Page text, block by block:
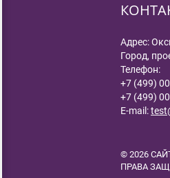
Адрес:
Город,
Телефон:
+7 (499)
+7 (499)
E-mail:
© 2026
ПРАВА